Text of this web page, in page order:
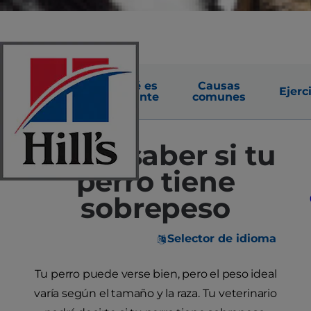
Selector de idioma
Conoce
los
Signos
Por qué es
importante
Causas
comunes
Cómo saber si tu
perro tiene
sobrepeso
Tu perro puede verse bien, pero el peso ideal
varía según el tamaño y la raza. Tu veterinario